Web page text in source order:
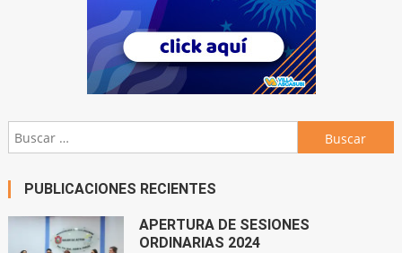
Buscar:
PUBLICACIONES RECIENTES
APERTURA DE SESIONES
ORDINARIAS 2024